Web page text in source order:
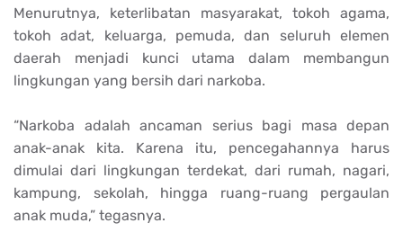
Menurutnya, keterlibatan masyarakat, tokoh agama,
tokoh adat, keluarga, pemuda, dan seluruh elemen
daerah menjadi kunci utama dalam membangun
lingkungan yang bersih dari narkoba.
“Narkoba adalah ancaman serius bagi masa depan
anak-anak kita. Karena itu, pencegahannya harus
dimulai dari lingkungan terdekat, dari rumah, nagari,
kampung, sekolah, hingga ruang-ruang pergaulan
anak muda,” tegasnya.